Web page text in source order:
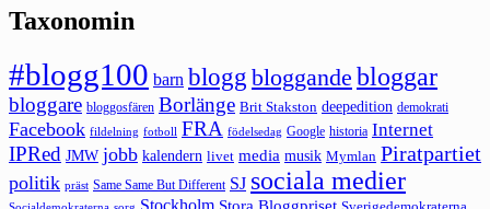
Taxonomin
#blogg100 barn blogg bloggande bloggar
bloggare bloggosfären Borlänge Brit Stakston deepedition demokrati
Facebook fildelning fotboll FRA födelsedag Google historia Internet
IPRed JMW jobb kalendern livet media musik Mymlan Piratpartiet
politik präst Same Same But Different SJ sociala medier